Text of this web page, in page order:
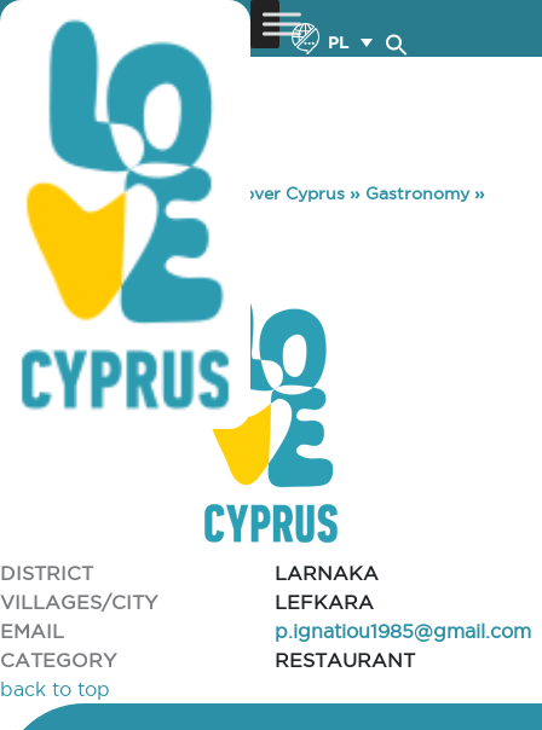
PL
You are here: Home »Discover Cyprus » Gastronomy»
COFFEE YARD
COFFEE YARD
DISTRICT
LARNAKA
VILLAGES/CITY
LEFKARA
EMAIL
p.ignatiou1985@gmail.com
CATEGORY
RESTAURANT
back to top